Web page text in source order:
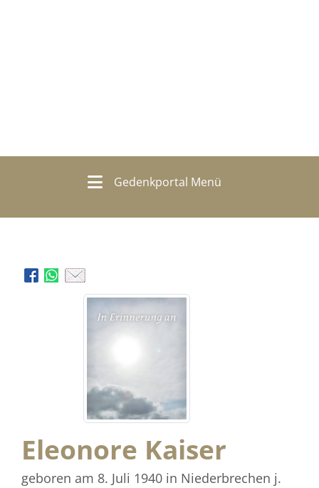
Gedenkportal Menü
Eleonore Kaiser
geboren am 8. Juli 1940 in Niederbrechen j.